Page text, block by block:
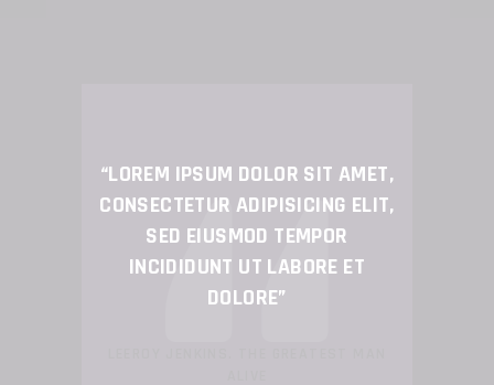
“LOREM IPSUM DOLOR SIT AMET,
CONSECTETUR ADIPISICING ELIT,
SED EIUSMOD TEMPOR
INCIDIDUNT UT LABORE ET
DOLORE”